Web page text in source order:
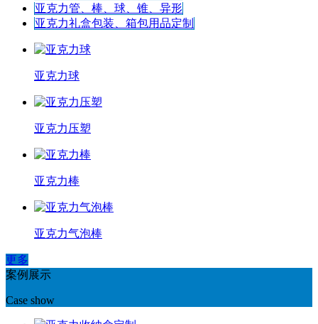
亚克力管、棒、球、锥、异形
亚克力礼盒包装、箱包用品定制
亚克力球
亚克力压塑
亚克力棒
亚克力气泡棒
更多
案例展示
Case show